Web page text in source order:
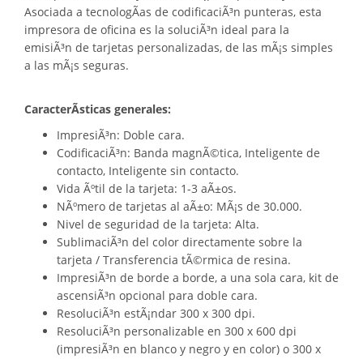
Asociada a tecnologÃ­as de codificaciÃ³n punteras, esta
impresora de oficina es la soluciÃ³n ideal para la
emisiÃ³n de tarjetas personalizadas, de las mÃ¡s simples
a las mÃ¡s seguras.
CaracterÃ­sticas generales:
ImpresiÃ³n: Doble cara.
CodificaciÃ³n: Banda magnÃ©tica, Inteligente de
contacto, Inteligente sin contacto.
Vida Ãºtil de la tarjeta: 1-3 aÃ±os.
NÃºmero de tarjetas al aÃ±o: MÃ¡s de 30.000.
Nivel de seguridad de la tarjeta: Alta.
SublimaciÃ³n del color directamente sobre la
tarjeta / Transferencia tÃ©rmica de resina.
ImpresiÃ³n de borde a borde, a una sola cara, kit de
ascensiÃ³n opcional para doble cara.
ResoluciÃ³n estÃ¡ndar 300 x 300 dpi.
ResoluciÃ³n personalizable en 300 x 600 dpi
(impresiÃ³n en blanco y negro y en color) o 300 x